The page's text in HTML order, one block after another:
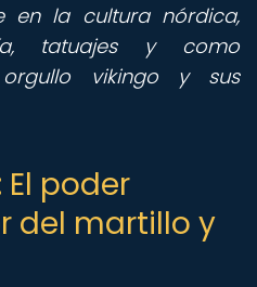
en la cultura nórdica,
tatuajes y como
vikingo y sus
El poder
del martillo y